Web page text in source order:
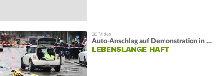
Auto-Anschlag auf Demonstration in München:
LEBENSLANGE HAFT